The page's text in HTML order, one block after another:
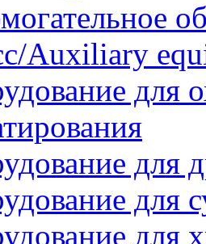
Auxiliary
для
для
для
для